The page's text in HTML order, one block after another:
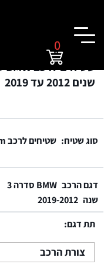
0
שטיחים לרכב BMW סדרה 3
שנים 2012 עד 2019
סוג שטיח: שטיחים לרכב Premium
דגם הרכב BMW סדרה 3
שנה 2019-2012
תת דגם:
צורת הרכב